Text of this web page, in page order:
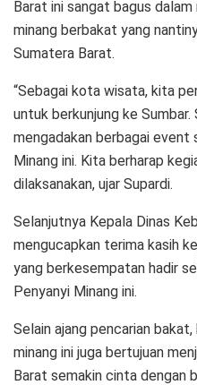
Barat ini sangat bagus
minang berbakat yang
Sumatera Barat.
“Sebagai kota wisata, kita
untuk berkunjung ke
mengadakan berbagai
Minang ini. Kita berharap
dilaksanakan, ujar Supardi.
Selanjutnya Kepala Dinas
mengucapkan terima kasih
yang berkesempatan hadir
Penyanyi Minang ini.
Selain ajang pencarian
minang ini juga bertujuan
Barat semakin cinta dengan